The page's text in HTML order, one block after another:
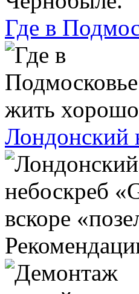
Где в
Лондонский